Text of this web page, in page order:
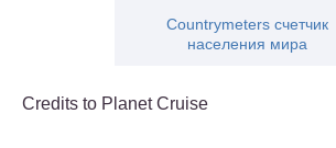
Countrymeters счетчик
населения мира
Credits to Planet Cruise